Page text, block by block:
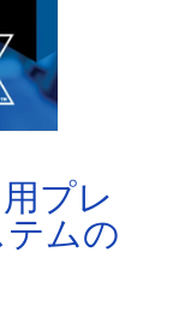
プレ
ムの